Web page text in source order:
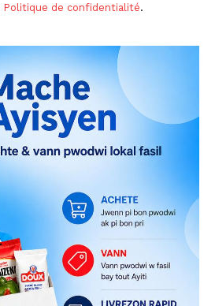
Politique de confidentialité.